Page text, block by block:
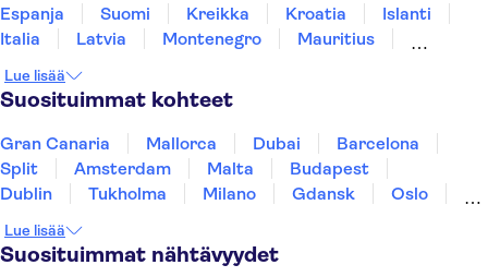
Espanja
Suomi Kreikka Kroatia
Islanti
Italia
Latvia Montenegro
Mauritius
Thaimaa
Turkki
Lue lisää
Suosituimmat kohteet
Gran Canaria Mallorca Dubai
Barcelona
Split
Amsterdam Malta
Budapest
Dublin
Tukholma Milano Gdansk
Oslo
Tallinna
Ljubljana Riika
Lue lisää
Suosituimmat nähtävyydet